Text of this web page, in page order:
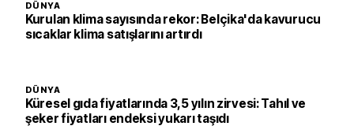
DÜNYA
Kurulan klima sayısında rekor: Belçika'da kavurucu
sıcaklar klima satışlarını artırdı
DÜNYA
Küresel gıda fiyatlarında 3,5 yılın zirvesi: Tahıl ve
şeker fiyatları endeksi yukarı taşıdı